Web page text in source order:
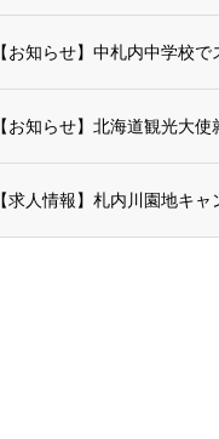
【お知らせ】中札内中学校
【お知らせ】北海道観光大
【求人情報】札内川園地キ